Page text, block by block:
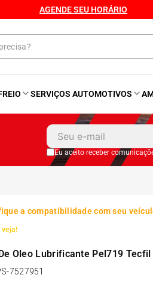
AGENDE SEU HORÁRIO
SERVIÇOS AUTOMOTIVOS
Eu aceito receber
a compatibilidade com seu
veja!
Oleo Lubrificante Pel719 Tecfil
7527951
Xbri Aro 13